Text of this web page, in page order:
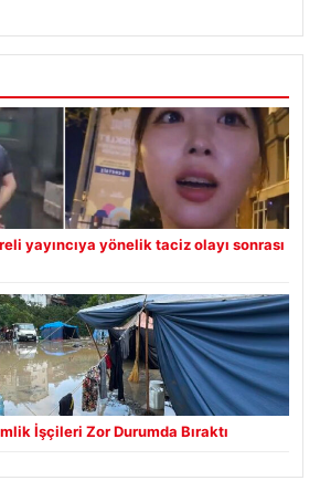
yayıncıya yönelik taciz olayı sonrası
İşçileri Zor Durumda Bıraktı